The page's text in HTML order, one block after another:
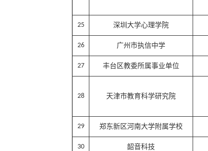
25 深圳大学心理学院
26 广州市执信中学
27 丰台区教委所属事业单位
28 天津市教育科学研究院
29 郑东新区河南大学附属学校
30 韶音科技